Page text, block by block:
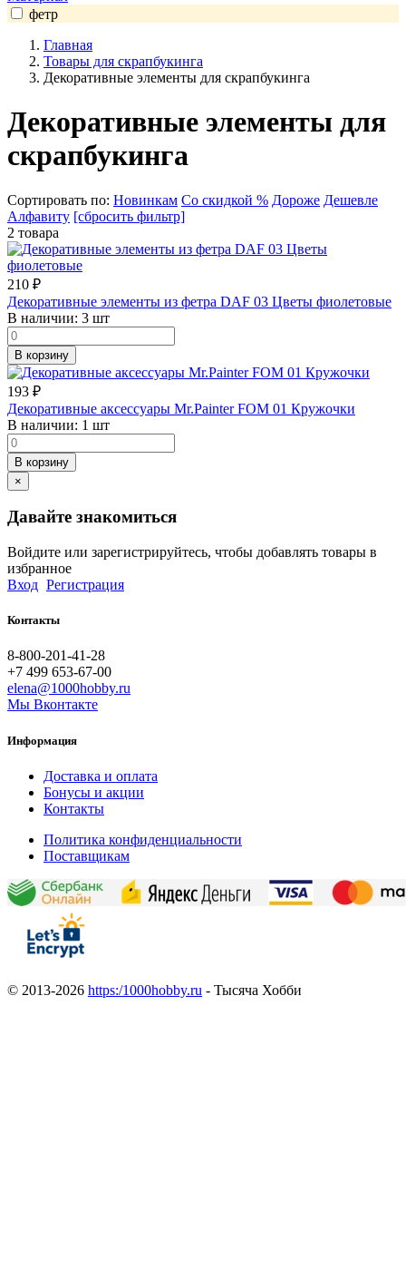
фетр
Главная
Товары для скрапбукинга
Декоративные элементы для скрапбукинга
Декоративные элементы для
скрапбукинга
Сортировать по: Новинкам Со скидкой % Дороже Дешевле
Алфавиту [сбросить фильтр]
2 товара
210 ₽
Декоративные элементы из фетра DAF 03 Цветы фиолетовые
В наличии: 3 шт
В корзину
193 ₽
Декоративные аксессуары Mr.Painter FOM 01 Кружочки
В наличии: 1 шт
В корзину
×
Давайте знакомиться
Войдите или зарегистрируйтесь, чтобы добавлять товары в
избранное
Вход Регистрация
Контакты
8-800-201-41-28
+7 499 653-67-00
elena@1000hobby.ru
Мы Вконтакте
Информация
Доставка и оплата
Бонусы и акции
Контакты
Политика конфиденциальности
Поставщикам
© 2013-2026 https:/1000hobby.ru - Тысяча Хобби